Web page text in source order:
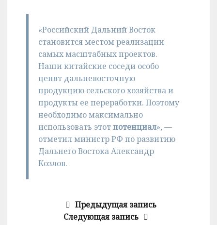
«Российский Дальний Восток
становится местом реализации
самых масштабных проектов.
Наши китайские соседи особо
ценят дальневосточную
продукцию сельского хозяйства и
продукты ее переработки. Поэтому
необходимо максимально
использовать этотпотенциал», —
отметил министр РФ по развитию
Дальнего Востока Александр
Козлов.
Предыдущая запись
Следующая запись